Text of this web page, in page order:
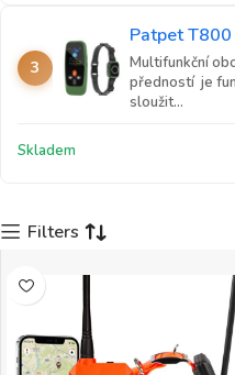
3
Patpet T800
Multifunkční
předností je
sloužit...
Skladem
Filters